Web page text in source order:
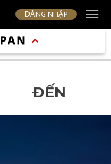
ĐĂNG NHẬP
ĐẾN